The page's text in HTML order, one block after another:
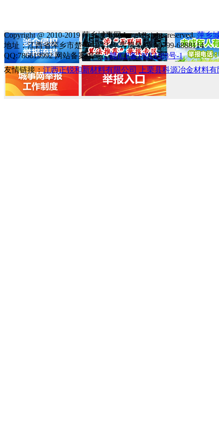
Copyright @ 2010-2019 萍乡城事网 Inc. All rights reserved.萍乡
地址：江西省萍乡市楚萍中路1号 客服热线：0799-6888114
QQ:786619992 网站备案编号：赣ICP备18014388号-1
友情链接： 江西正锐和新材料有限公司 上栗县科源冶金材料